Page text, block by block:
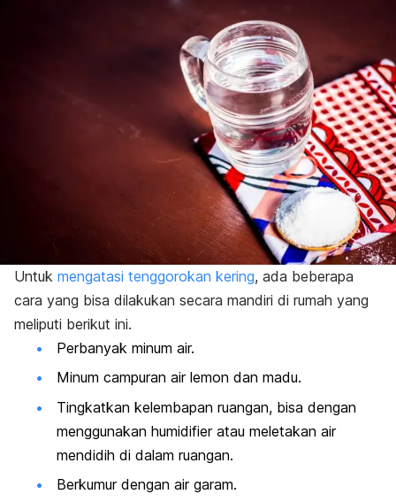
Untuk mengatasi tenggorokan kering, ada beberapa
cara yang bisa dilakukan secara mandiri di rumah yang
meliputi berikut ini.
Perbanyak minum air.
Minum campuran air lemon dan madu.
Tingkatkan kelembapan ruangan, bisa dengan
menggunakan humidifier atau meletakan air
mendidih di dalam ruangan.
Berkumur dengan air garam.